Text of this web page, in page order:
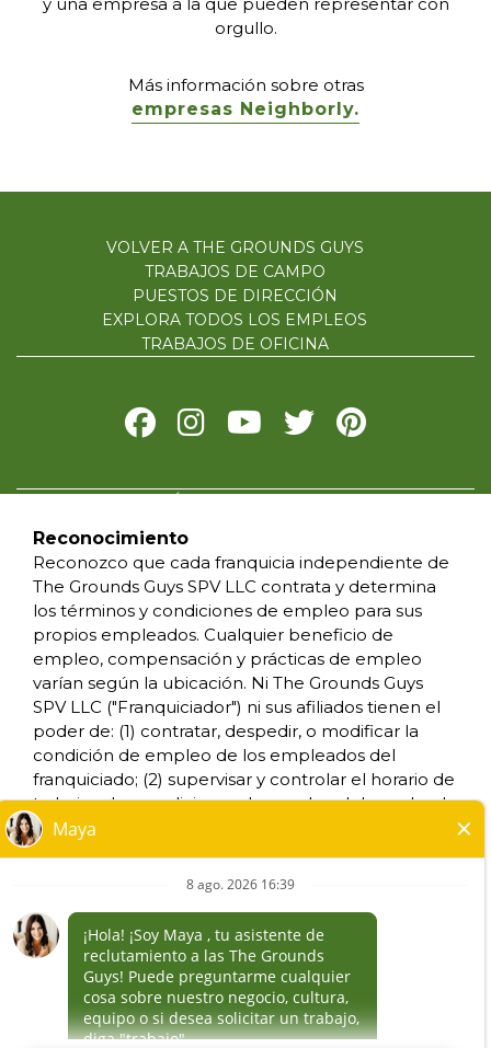
orgullo.
Más información sobre otras
empresas Neighborly.
VOLVER A THE GROUNDS GUYS
TRABAJOS DE CAMPO
PUESTOS DE DIRECCIÓN
EXPLORA TODOS LOS EMPLEOS
TRABAJOS DE OFICINA
ACCESIBILIDAD
NO VENDAS MI INFORMACION
SUS DERECHOS DE PRIVACIDAD
*Todos los negocios franquiciados y que sean
de propiedad y funcionamiento
independiente, operan bajo las marcas,
marcas registradas, nombres comerciales,
insignias, emblemas, lemas, u otros indicios de
origen de las marcas de servicio, con respecto
dentro de un área geográfica especificada.
Solamente el negocio franquiciado que sea de
propiedad y funcionamiento independiente,
autoridad con su negocio, y tomará todas las
decisiones relacionadas con el empleo,
respecto a su negocio franquiciado.
Reconocimiento
Reconozco que cada franquicia independiente de
The Grounds Guys SPV LLC contrata y determina
los términos y condiciones de empleo para sus
propios empleados. Cualquier beneficio de
empleo, compensación y prácticas de empleo
varían según la ubicación. Ni The Grounds Guys
SPV LLC ("Franquiciador") ni sus afiliados tienen el
poder de: (1) contratar, despedir, o modificar la
condición de empleo de los empleados del
franquiciado; (2) supervisar y controlar el horario de
trabajo o las condiciones de empleo del empleado
del franquiciado; (3) determinar la tarifa y el
método de pago; o (4) aceptar, revisar o mantener
los expedientes de empleo del franquiciado. The
Grounds Guys SPV LLC NO es el empleador y/o
empleador conjunto para: (i) cualquiera de las
oportunidades de trabajo enumeradas en este sitio
Web; (ii) cualquiera de los franquiciados
independientes; y, (iii) cualquiera de los empleados
de los franquiciados independientes.